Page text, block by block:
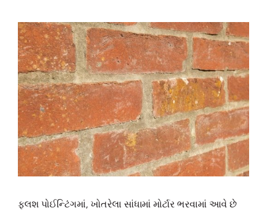
ફ્લશ પોઈન્ટિંગમાં, ખોતરેલા સાંધામાં મોર્ટાર ભરવામાં આવે છે